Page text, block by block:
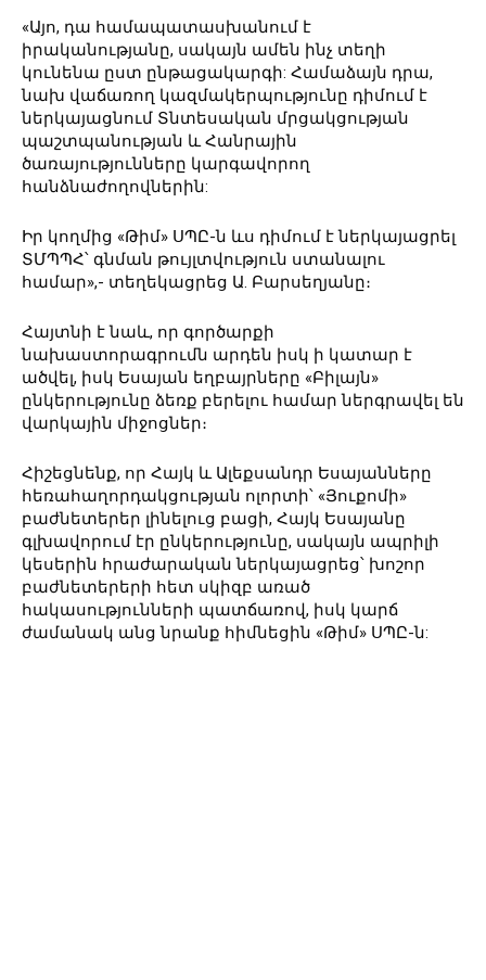
«Այո, դա համապատասխանում է
իրականությանը, սակայն ամեն ինչ տեղի
կունենա ըստ ընթացակարգի: Համաձայն դրա,
նախ վաճառող կազմակերպությունը դիմում է
ներկայացնում Տնտեսական մրցակցության
պաշտպանության և Հանրային
ծառայությունները կարգավորող
հանձնաժողովներին:
Իր կողմից «Թիմ» ՍՊԸ-ն ևս դիմում է ներկայացրել
ՏՄՊՊՀ՝ գնման թույլտվություն ստանալու
համար»,- տեղեկացրեց Ա. Բարսեղյանը։
Հայտնի է նաև, որ գործարքի
նախաստորագրումն արդեն իսկ ի կատար է
ածվել, իսկ Եսայան եղբայրները «Բիլայն»
ընկերությունը ձեռք բերելու համար ներգրավել են
վարկային միջոցներ։
Հիշեցնենք, որ Հայկ և Ալեքսանդր Եսայանները
հեռահաղորդակցության ոլորտի՝ «Յուքոմի»
բաժնետերեր լինելուց բացի, Հայկ Եսայանը
գլխավորում էր ընկերությունը, սակայն ապրիլի
կեսերին հրաժարական ներկայացրեց՝ խոշոր
բաժնետերերի հետ սկիզբ առած
հակասությունների պատճառով, իսկ կարճ
ժամանակ անց նրանք հիմնեցին «Թիմ» ՍՊԸ-ն: